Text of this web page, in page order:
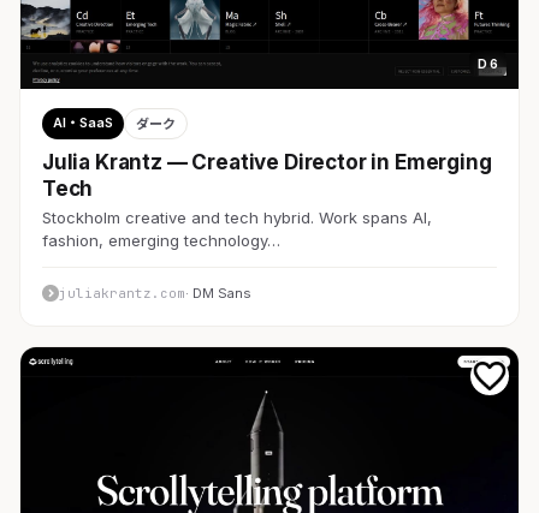
D 6
AI・SaaS ダーク
Julia Krantz — Creative Director in Emerging
Tech
Stockholm creative and tech hybrid. Work spans AI,
fashion, emerging technology…
juliakrantz.com· DM Sans